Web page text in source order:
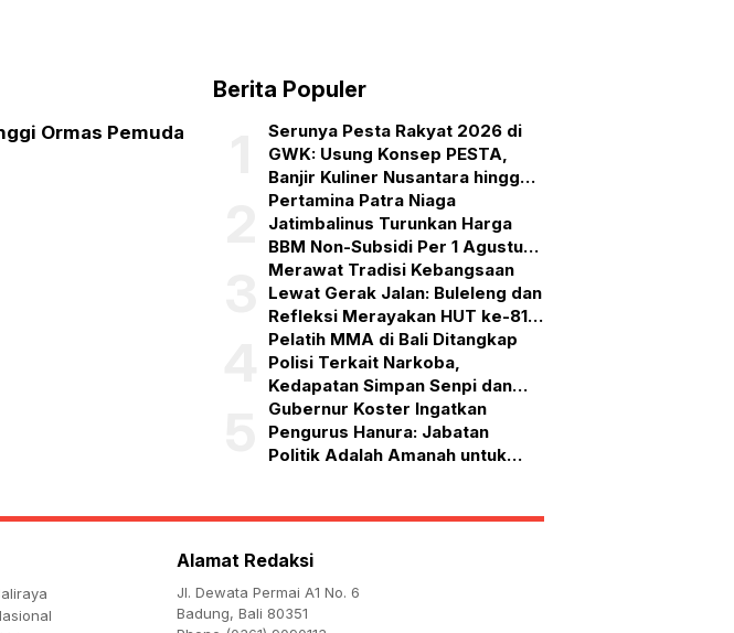
Ormas Pemuda
Berita Populer
Serunya Pesta Rakyat 2026 di
GWK: Usung Konsep PESTA,
Banjir Kuliner Nusantara hingga
Pesta Kembang Api
Pertamina Patra Niaga
Jatimbalinus Turunkan Harga
BBM Non-Subsidi Per 1 Agustus
2026
Merawat Tradisi Kebangsaan
Lewat Gerak Jalan: Buleleng dan
Refleksi Merayakan HUT ke-81
RI
Pelatih MMA di Bali Ditangkap
Polisi Terkait Narkoba,
Kedapatan Simpan Senpi dan
Puluhan Amunisi
Gubernur Koster Ingatkan
Pengurus Hanura: Jabatan
Politik Adalah Amanah untuk
Alamat Redaksi
Jl. Dewata Permai A1 No. 6
Badung, Bali 80351